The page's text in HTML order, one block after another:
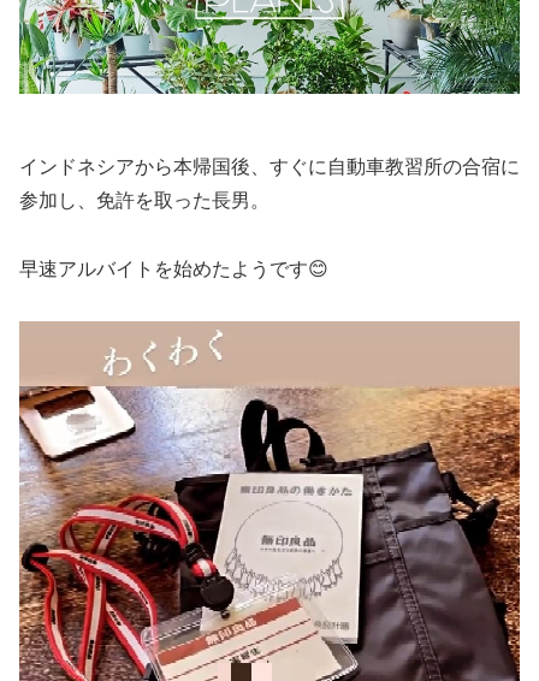
インドネシアから本帰国後、すぐに自動車教習所の合宿に
参加し、免許を取った長男。
早速アルバイトを始めたようです😊